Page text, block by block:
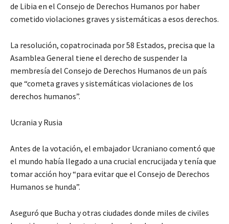
de Libia en el Consejo de Derechos Humanos por haber
cometido violaciones graves y sistemáticas a esos derechos.
La resolución, copatrocinada por 58 Estados, precisa que la
Asamblea General tiene el derecho de suspender la
membresía del Consejo de Derechos Humanos de un país
que “cometa graves y sistemáticas violaciones de los
derechos humanos”.
Ucrania y Rusia
Antes de la votación, el embajador Ucraniano comentó que
el mundo había llegado a una crucial encrucijada y tenía que
tomar acción hoy “para evitar que el Consejo de Derechos
Humanos se hunda”.
Aseguró que Bucha y otras ciudades donde miles de civiles